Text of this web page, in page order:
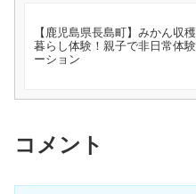
【鹿児島県長島町】みかん収
暮らし体験！親子で非日常体
ーション
コメント